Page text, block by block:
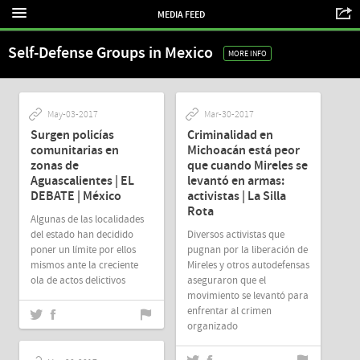
MEDIA FEED
Self-Defense Groups in Mexico MORE INFO
May-03-2017
Surgen policías
comunitarias en
zonas de
Aguascalientes | EL
DEBATE | México
Algunas de las localidades
del estado han decidido
poner un límite por ellos
mismos ante la creciente
ola de actos delictivos
Mar-30-2017
Criminalidad en
Michoacán está peor
que cuando Mireles se
levantó en armas:
activistas | La Silla
Rota
Diversos activistas que
pugnan por la liberación de
Mireles y otros autodefensas
aseguraron que el
movimiento se levantó para
enfrentar al crimen
organizado